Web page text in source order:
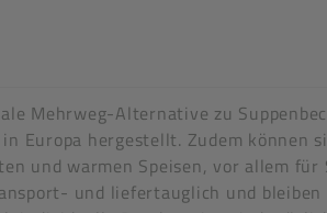
Mehrweg-Alternative zu
Europa hergestellt. Zudem können
und warmen Speisen, vor allem für
und liefertauglich und bleiben